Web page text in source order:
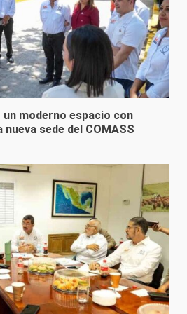
un moderno espacio con
sede del COMASS